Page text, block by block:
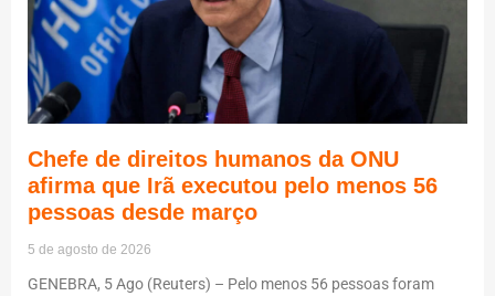
Chefe de direitos humanos da ONU
afirma que Irã executou pelo menos 56
pessoas desde março
5 de agosto de 2026
GENEBRA, 5 Ago (Reuters) – Pelo menos 56 pessoas foram